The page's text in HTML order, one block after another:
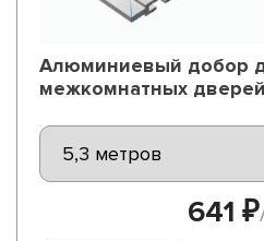
Алюминиевый добор
межкомнатных
641 ₽